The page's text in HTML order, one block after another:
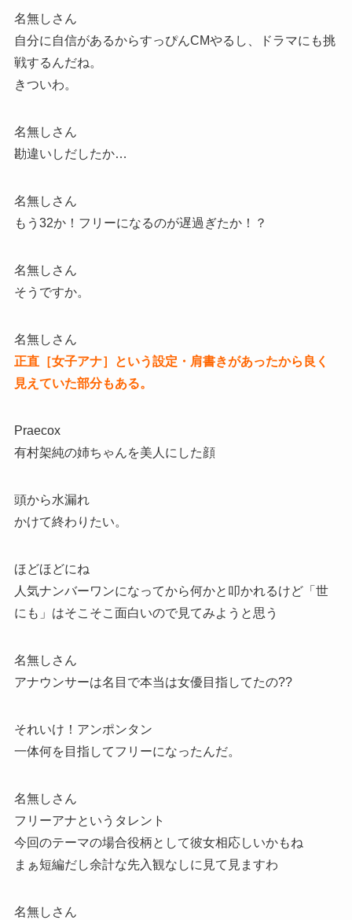
名無しさん
自分に自信があるからすっぴんCMやるし、ドラマにも挑
戦するんだね。
きついわ。
名無しさん
勘違いしだしたか…
名無しさん
もう32か！フリーになるのが遅過ぎたか！？
名無しさん
そうですか。
名無しさん
正直［女子アナ］という設定・肩書きがあったから良く
見えていた部分もある。
Praecox
有村架純の姉ちゃんを美人にした顔
頭から水漏れ
かけて終わりたい。
ほどほどにね
人気ナンバーワンになってから何かと叩かれるけど「世
にも」はそこそこ面白いので見てみようと思う
名無しさん
アナウンサーは名目で本当は女優目指してたの??
それいけ！アンポンタン
一体何を目指してフリーになったんだ。
名無しさん
フリーアナというタレント
今回のテーマの場合役柄として彼女相応しいかもね
まぁ短編だし余計な先入観なしに見て見ますわ
名無しさん